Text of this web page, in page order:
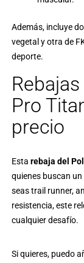
Además, incluye
vegetal y otra de
deporte.
Pro
precio
Esta rebaja del
quienes buscan
seas trail runner,
resistencia, este
cualquier desafío.
Si quieres, puedo